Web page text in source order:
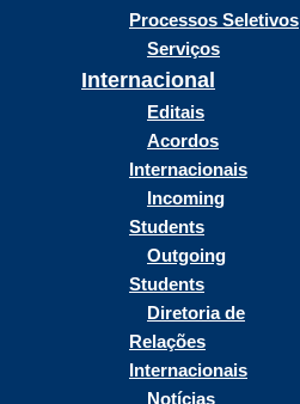
Processos Seletivos
Serviços
Internacional
Editais
Acordos
Internacionais
Incoming
Students
Outgoing
Students
Diretoria de
Relações
Internacionais
Notícias